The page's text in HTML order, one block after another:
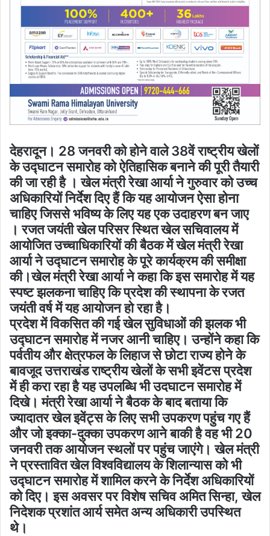
देहरादून। 28 जनवरी को होने वाले 38वें राष्ट्रीय खेलों
के उद्घाटन समारोह को ऐतिहासिक बनाने की पूरी तैयारी
की जा रही है । खेल मंत्री रेखा आर्या ने गुरुवार को उच्च
अधिकारियों निर्देश दिए हैं कि यह आयोजन ऐसा होना
चाहिए जिससे भविष्य के लिए यह एक उदाहरण बन जाए
। रजत जयंती खेल परिसर स्थित खेल सचिवालय में
आयोजित उच्चाधिकारियों की बैठक में खेल मंत्री रेखा
आर्या ने उद्घाटन समारोह के पूरे कार्यक्रम की समीक्षा
की।खेल मंत्री रेखा आर्या ने कहा कि इस समारोह में यह
स्पष्ट झलकना चाहिए कि प्रदेश की स्थापना के रजत
जयंती वर्ष में यह आयोजन हो रहा है।
प्रदेश में विकसित की गई खेल सुविधाओं की झलक भी
उद्घाटन समारोह में नजर आनी चाहिए। उन्होंने कहा कि
पर्वतीय और क्षेत्रफल के लिहाज से छोटा राज्य होने के
बावजूद उत्तराखंड राष्ट्रीय खेलों के सभी इवेंटस प्रदेश
में ही करा रहा है यह उपलब्धि भी उदघाटन समारोह में
दिखे। मंत्री रेखा आर्या ने बैठक के बाद बताया कि
ज्यादातर खेल इवेंट्स के लिए सभी उपकरण पहुंच गए हैं
और जो इक्का-दुक्का उपकरण आने बाकी है वह भी 20
जनवरी तक आयोजन स्थलों पर पहुंच जाएंगे। खेल मंत्री
ने प्रस्तावित खेल विश्वविद्यालय के शिलान्यास को भी
उद्घाटन समारोह में शामिल करने के निर्देश अधिकारियों
को दिए। इस अवसर पर विशेष सचिव अमित सिन्हा, खेल
निदेशक प्रशांत आर्य समेत अन्य अधिकारी उपस्थित
थे।